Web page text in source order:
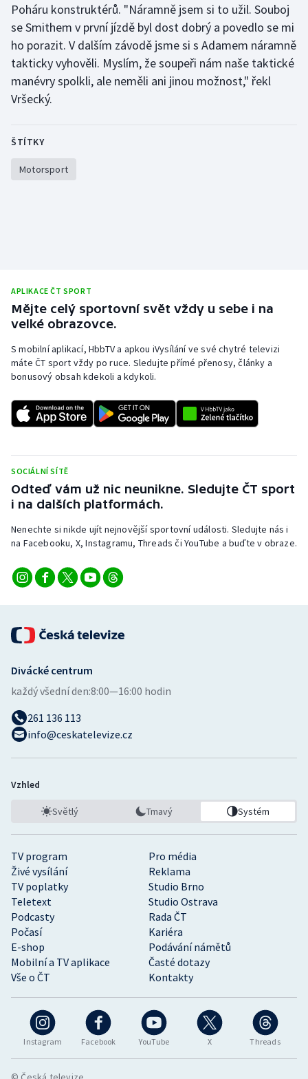
Ostatní
Poháru konstruktérů. "Náramně jsem si to užil. Souboj
se Smithem v první jízdě byl dost dobrý a povedlo se mi
ho porazit. V dalším závodě jsme si s Adamem náramně
takticky vyhověli. Myslím, že soupeři nám naše taktické
manévry spolkli, ale neměli ani jinou možnost," řekl
Vršecký.
ŠTÍTKY
Motorsport
APLIKACE ČT SPORT
Mějte celý sportovní svět vždy u sebe i na
velké obrazovce.
S mobilní aplikací, HbbTV a apkou iVysílání ve své chytré televizi
máte ČT sport vždy po ruce. Sledujte přímé přenosy, články a
bonusový obsah kdekoli a kdykoli.
SOCIÁLNÍ SÍTĚ
Odteď vám už nic neunikne. Sledujte ČT sport
i na dalších platformách.
Nenechte si nikde ujít nejnovější sportovní události. Sledujte nás i
na Facebooku, X, Instagramu, Threads či YouTube a buďte v obraze.
Instagram Facebook YouTube X Threads
TV program
Pro média
Živé vysílání
Reklama
TV poplatky
Studio Brno
Teletext
Studio Ostrava
Podcasty
Rada ČT
Počasí
Kariéra
E-shop
Podávání námětů
Mobilní a TV aplikace
Časté dotazy
Vše o ČT
Kontakty
Divácké centrum
každý všední den:8:00—16:00 hodin
261 136 113
info@ceskatelevize.cz
Vzhled
Světlý Tmavý Systém